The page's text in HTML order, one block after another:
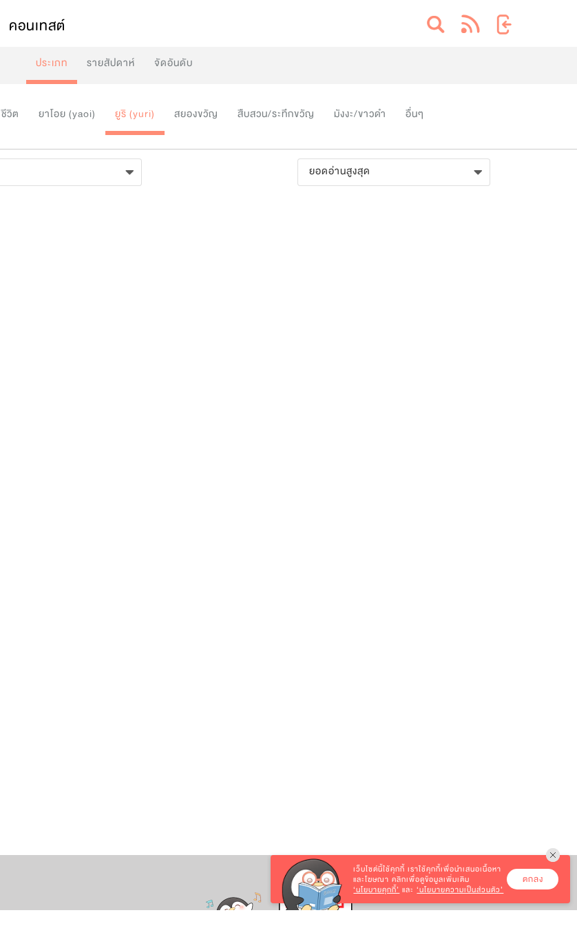
คอนเทสต์
ประเภท รายสัปดาห์ จัดอันดับ
ชีวิต ยาโอย (yaoi) ยูริ (yuri) สยองขวัญ สืบสวน/ระทึกขวัญ มังงะ/ขาวดำ อื่นๆ
ยอดอ่านสูงสุด
เว็บไซต์นี้ใช้คุกกี้ เราใช้คุกกี้เพื่อนำเสนอเนื้อหา
และโฆษณา คลิกเพื่อดูข้อมูลเพิ่มเติม
‘นโยบายคุกกี้’ และ‘นโยบายความเป็นส่วนตัว’
ตกลง